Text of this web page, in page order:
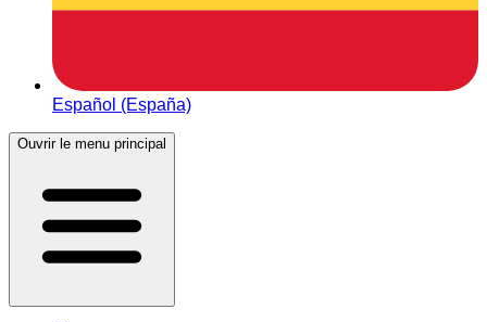
Español (España)
Ouvrir le menu principal